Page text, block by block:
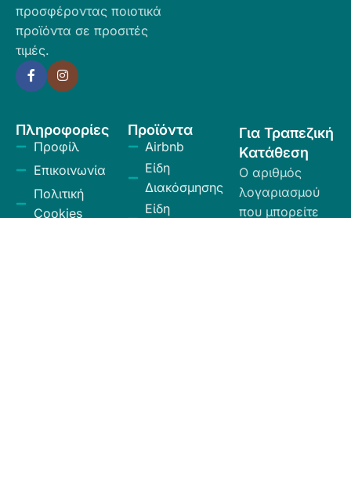
προσφέροντας ποιοτικά
προϊόντα σε προσιτές
τιμές.
Πληροφορίες
Προφίλ
Επικοινωνία
Πολιτική
Cookies
Προϊόντα
Airbnb
Είδη
Διακόσμησης
Είδη
Για Τραπεζική
Κατάθεση
Ο αριθμός
λογαριασμού
που μπορείτε